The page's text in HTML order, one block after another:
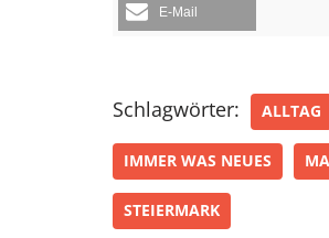
E-Mail
Schlagwörter: ALLTAG
IMMER WAS NEUES
STEIERMARK